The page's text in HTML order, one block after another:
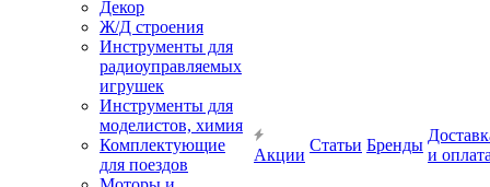
Декор
Ж/Д строения
Инструменты для
радиоуправляемых
игрушек
Инструменты для
моделистов, химия
Комплектующие
для поездов
Акции
Статьи Бренды
и